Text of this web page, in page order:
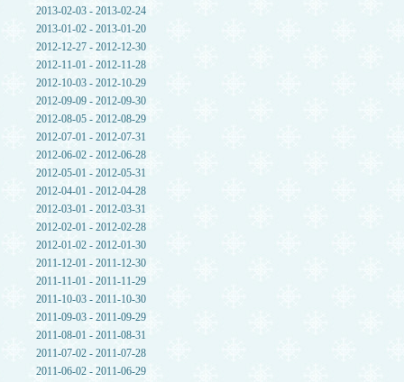
2013-02-03 - 2013-02-24
2013-01-02 - 2013-01-20
2012-12-27 - 2012-12-30
2012-11-01 - 2012-11-28
2012-10-03 - 2012-10-29
2012-09-09 - 2012-09-30
2012-08-05 - 2012-08-29
2012-07-01 - 2012-07-31
2012-06-02 - 2012-06-28
2012-05-01 - 2012-05-31
2012-04-01 - 2012-04-28
2012-03-01 - 2012-03-31
2012-02-01 - 2012-02-28
2012-01-02 - 2012-01-30
2011-12-01 - 2011-12-30
2011-11-01 - 2011-11-29
2011-10-03 - 2011-10-30
2011-09-03 - 2011-09-29
2011-08-01 - 2011-08-31
2011-07-02 - 2011-07-28
2011-06-02 - 2011-06-29